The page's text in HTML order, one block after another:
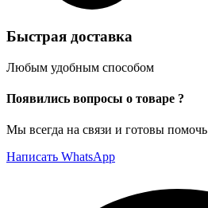
Быстрая доставка
Любым удобным способом
Появились вопросы о товаре ?
Мы всегда на связи и готовы помочь
Написать WhatsApp